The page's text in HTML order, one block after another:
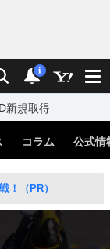
検索 通知
i
新規取得
コラム 公式情
！（PR）